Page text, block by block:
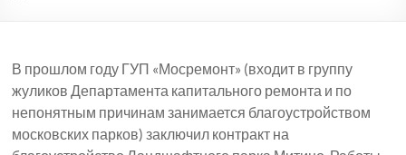
В прошлом году ГУП «Мосремонт» (входит в группу
жуликов Департамента капитального ремонта и по
непонятным причинам занимается благоустройством
московских парков) заключил контракт на